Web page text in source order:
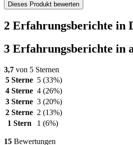
Dieses Produkt bewerten
2 Erfahrungsberichte in
3 Erfahrungsberichte in
3,7 von 5 Sternen
5 Sterne 5 (33%)
4 Sterne 4 (26%)
3 Sterne 3 (20%)
2 Sterne 2 (13%)
1 Stern
1 (6%)
15 Bewertungen